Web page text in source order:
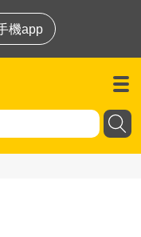
機app